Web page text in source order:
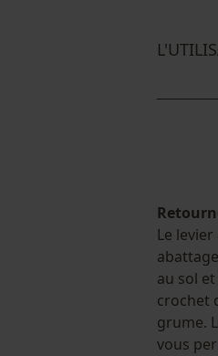
Le
au sol
crochet
grume.
vous